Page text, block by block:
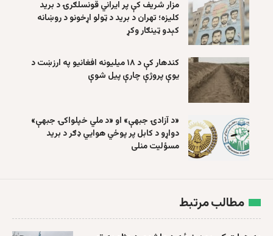
مزار شریف کې پر ایراني قونسلګرۍ د برید
کلیزه؛ تهران د برید د ټولو اړخونو د روښانه
کېدو ټینګار وکړ
کندهار کې د ۱۸ میلیونه افغانیو په ارزښت د
یوې پروژې چارې پیل شوې
«د آزادۍ جبهې» او «د ملي خپلواکۍ جبهې»
دواړو د کابل پر پوځي هوايي ډګر د برید
مسؤلیت منلی
مطالب مرتبط